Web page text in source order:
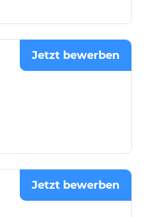
Jetzt bewerben
Jetzt bewerben